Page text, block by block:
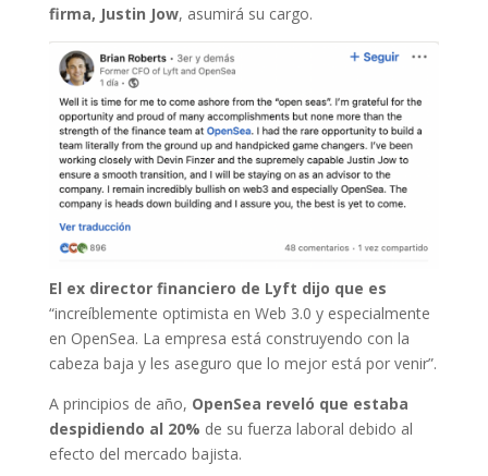
firma, Justin Jow, asumirá su cargo.
El ex director financiero de Lyft dijo que es
“increíblemente optimista en Web 3.0 y especialmente
en OpenSea. La empresa está construyendo con la
cabeza baja y les aseguro que lo mejor está por venir”.
A principios de año, OpenSea reveló que estaba
despidiendo al 20% de su fuerza laboral debido al
efecto del mercado bajista.